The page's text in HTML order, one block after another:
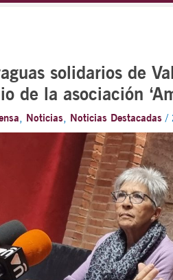
solidarios de
de la asociación
, Noticias, Noticias Destacadas /